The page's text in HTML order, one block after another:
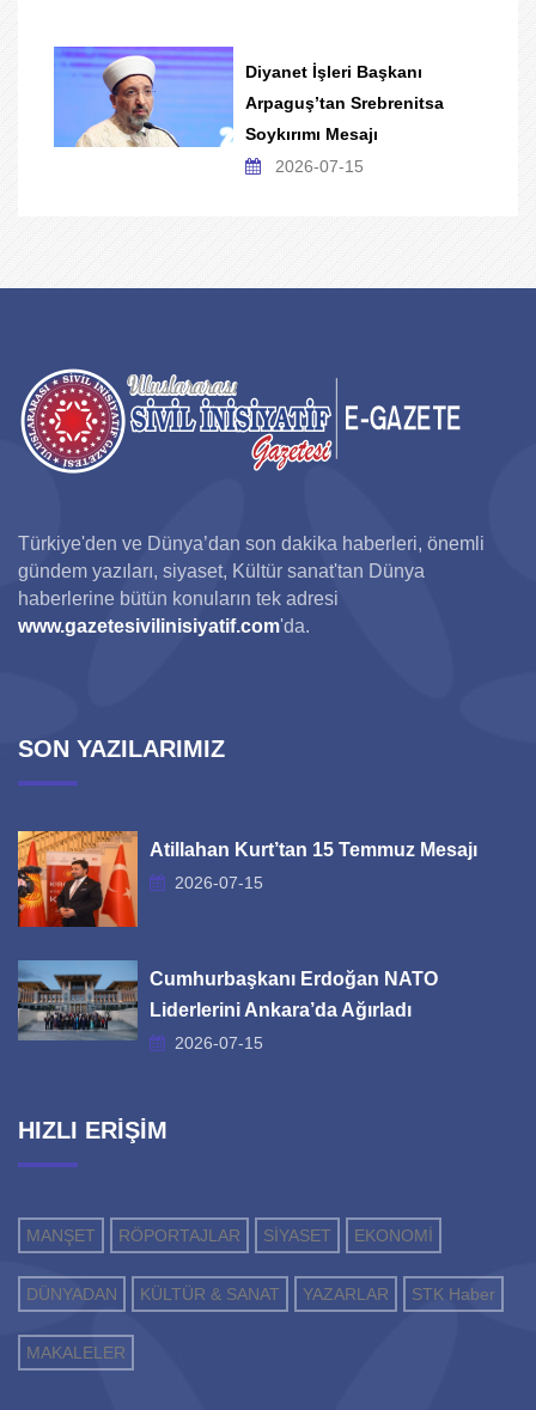
Diyanet İşleri Başkanı
Arpaguş’tan Srebrenitsa
Soykırımı Mesajı
2026-07-15
Türkiye'den ve Dünya’dan son dakika haberleri, önemli
gündem yazıları, siyaset, Kültür sanat'tan Dünya
haberlerine bütün konuların tek adresi
www.gazetesivilinisiyatif.com'da.
SON YAZILARIMIZ
Atillahan Kurt’tan 15 Temmuz Mesajı
2026-07-15
Cumhurbaşkanı Erdoğan NATO
Liderlerini Ankara’da Ağırladı
2026-07-15
HIZLI ERİŞİM
MANŞET RÖPORTAJLAR SİYASET EKONOMİ
DÜNYADAN KÜLTÜR & SANAT YAZARLAR STK Haber
MAKALELER